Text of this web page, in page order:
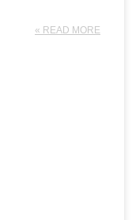
READ MORE »